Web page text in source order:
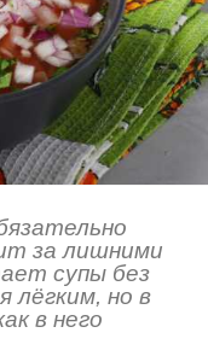
за лишними
супы без
лёгким, но в
в него